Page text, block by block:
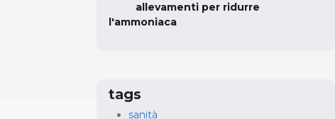
allevamenti per ridurre
l'ammoniaca
tags
sanità